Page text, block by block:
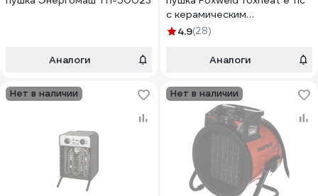
Аналоги
с керамическим
нагревательным элементом,
4.9(28)
Аналоги
Нет в наличии Нет в наличии